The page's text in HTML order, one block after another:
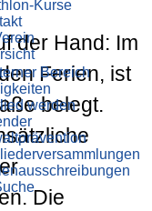
Kurse
Bereich
werden
der Hand: Im
Ferien, ist
belegt.
Die